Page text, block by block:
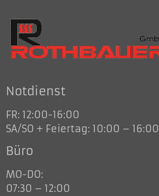
Notdienst
FR: 12:00-16:00
SA/SO + Feiertag: 10:00 – 16:00
Büro
MO-DO:
07:30 – 12:00